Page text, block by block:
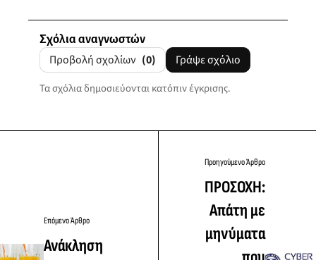
Σχόλια αναγνωστών
Προβολή σχολίων (0) Γράψε σχόλιο
Τα σχόλια δημοσιεύονται κατόπιν έγκρισης.
Επόμενο Άρθρο
Ανάκληση
Προηγούμενο Άρθρο
ΠΡΟΣΟΧΗ:
Απάτη με
μηνύματα